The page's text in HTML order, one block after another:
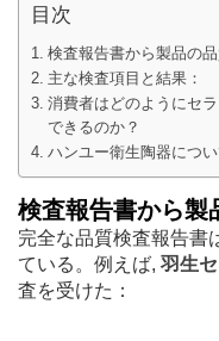
目次
検査報告書から製品の
主な検査項目と結果：
消費者はどのようにセ
できるのか？
ハンユー衛生陶器につ
検査報告書から製
完全な品質検査報告書
ている。例えば, 羽生
査を受けた：